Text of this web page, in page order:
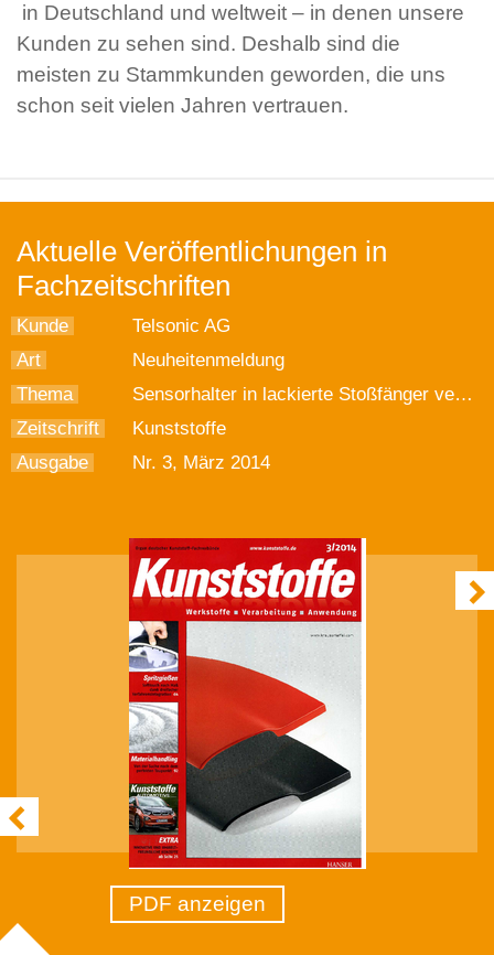
in Deutschland und weltweit – in denen unsere
Kunden zu sehen sind. Deshalb sind die
meisten zu Stammkunden geworden, die uns
schon seit vielen Jahren vertrauen.
Aktuelle Veröffentlichungen in
Fachzeitschriften
Kunde
Telsonic AG
Art
Neuheitenmeldung
Thema
Sensorhalter in lackierte Stoßfänger verschweißt
Zeitschrift
Kunststoffe
Ausgabe
Nr. 3, März 2014
PDF anzeigen